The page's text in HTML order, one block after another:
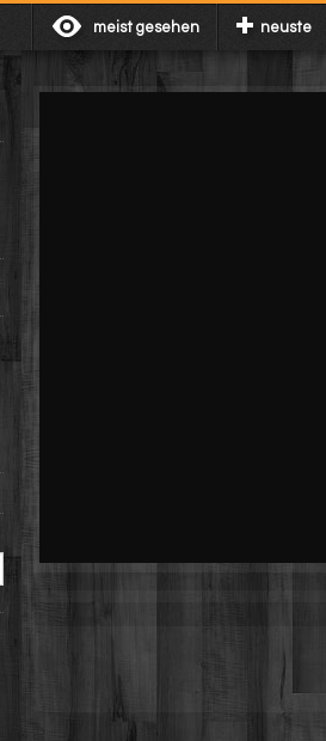
meist gesehen neuste